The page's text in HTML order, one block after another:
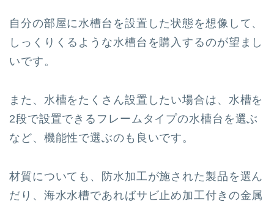
自分の部屋に水槽台を設置した状態を想像して、
しっくりくるような水槽台を購入するのが望まし
いです。
また、水槽をたくさん設置したい場合は、水槽を
2段で設置できるフレームタイプの水槽台を選ぶ
など、機能性で選ぶのも良いです。
材質についても、防水加工が施された製品を選ん
だり、海水水槽であればサビ止め加工付きの金属